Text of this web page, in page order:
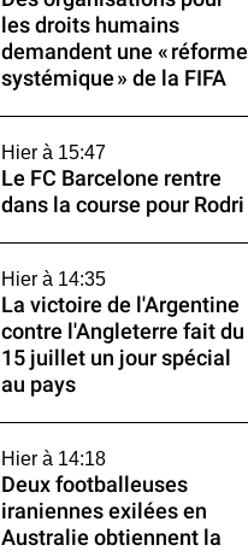
les droits humains
demandent une « réforme
systémique » de la FIFA
Hier à 15:47
Le FC Barcelone rentre
dans la course pour Rodri
Hier à 14:35
La victoire de l'Argentine
contre l'Angleterre fait du
15 juillet un jour spécial
au pays
Hier à 14:18
Deux footballeuses
iraniennes exilées en
Australie obtiennent la